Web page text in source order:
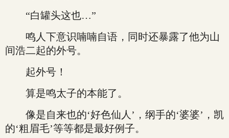
“白罐头这也…”
鸣人下意识喃喃自语，同时还暴露了他为山
间浩二起的外号。
起外号！
算是鸣太子的本能了。
像是自来也的‘好色仙人’，纲手的‘婆婆’，凯
的‘粗眉毛’等等都是最好例子。